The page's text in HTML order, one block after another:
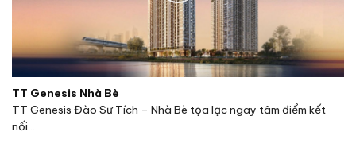
TT Genesis Nhà Bè
TT Genesis Đào Sư Tích – Nhà Bè tọa lạc ngay tâm điểm kết
nối...